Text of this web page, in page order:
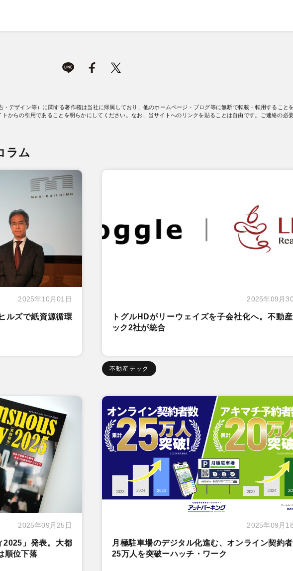
デザイン等）に関する著作権は当社に帰属しており、他のホームページ・ブログ等に無断で転載・転用すること
からの引用であることを明らかにしてください。なお、当サイトへのリンクを貼ることは自由です。ご連絡の必
ラム
2025年10月01日
ルズで紙資源循環
2025年09月
トグルHDがリーウェイズを子会社化へ。不動
ック2社が統合
不動産テック
2025年09月25日
2025」発表。大都
順位下落
2025年09月
月極駐車場のデジタル化進む、オンライン契約
25万人を突破ーハッチ・ワーク